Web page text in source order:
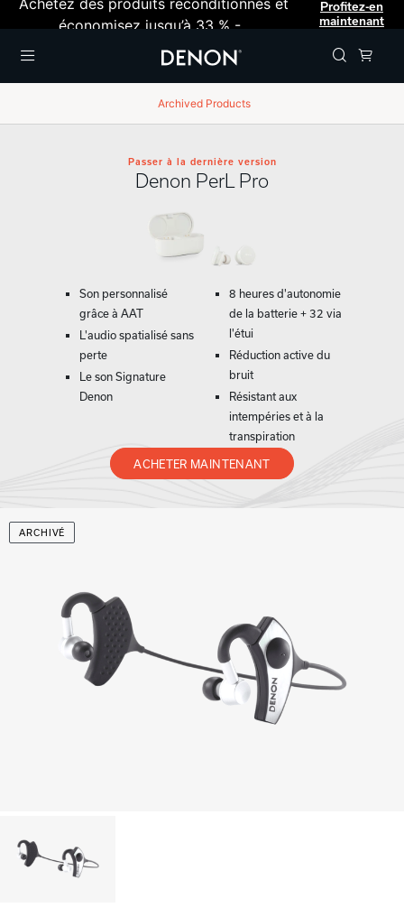
Achetez des produits reconditionnés et
économisez jusqu’à 33 % -
Profitez-en
maintenant
Archived Products
Passer à la dernière version
Denon PerL Pro
Son personnalisé
grâce à AAT
L'audio spatialisé sans
perte
Le son Signature
Denon
8 heures d'autonomie
de la batterie + 32 via
l'étui
Réduction active du
bruit
Résistant aux
intempéries et à la
transpiration
ACHETER MAINTENANT
ARCHIVÉ